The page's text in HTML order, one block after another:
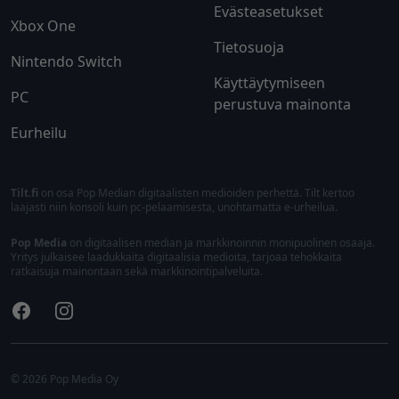
Xbox One
Nintendo Switch
PC
Eurheilu
Evästeasetukset
Tietosuoja
Käyttäytymiseen
perustuva mainonta
Tilt.fi on osa Pop Median digitaalisten medioiden perhettä. Tilt kertoo
laajasti niin konsoli kuin pc-pelaamisesta, unohtamatta e-urheilua.
Pop Media on digitaalisen median ja markkinoinnin monipuolinen osaaja.
Yritys julkaisee laadukkaita digitaalisia medioita, tarjoaa tehokkaita
ratkaisuja mainontaan sekä markkinointipalveluita.
FacebookInstagram
© 2026 Pop Media Oy